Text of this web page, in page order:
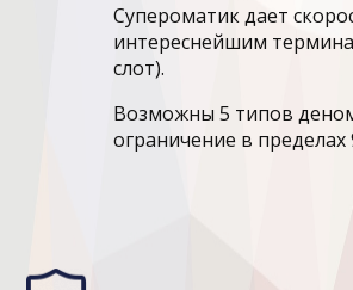
Супероматик дает
интереснейшим
слот).
Возможны 5 типов
ограничение в пределах